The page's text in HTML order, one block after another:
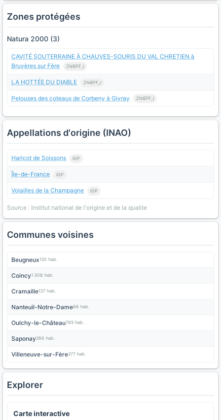
Zones protégées
Natura 2000 (3)
CAVITÉ SOUTERRAINE À CHAUVES-SOURIS DU VAL CHRETIEN à
Bruyères sur Fère
ZNIEFF_I
LA HOTTÉE DU DIABLE ZNIEFF_I
Pelouses des coteaux de Corbeny à Givray ZNIEFF_I
Appellations d'origine (INAO)
Haricot de Soissons IGP
Île-de-France IGP
Volailles de la Champagne IGP
Source : Institut national de l'origine et de la qualite
Communes voisines
Beugneux120 hab.
Coincy1 308 hab.
Cramaille127 hab.
Nanteuil-Notre-Dame86 hab.
Oulchy-le-Château785 hab.
Saponay266 hab.
Villeneuve-sur-Fère277 hab.
Explorer
Carte interactive